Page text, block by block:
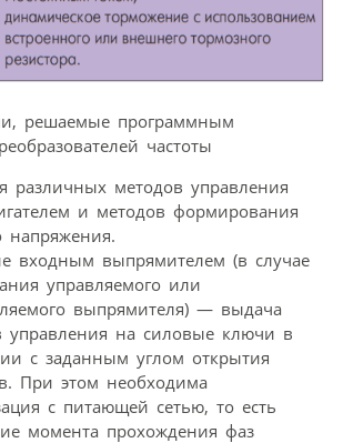
решаемые программным
частоты
различных методов управления
и методов формирования
напряжения.
входным выпрямителем (в случае
управляемого или
выпрямителя) — выдача
управления на силовые ключи в
с заданным углом открытия
При этом необходима
с питающей сетью, то есть
момента прохождения фаз